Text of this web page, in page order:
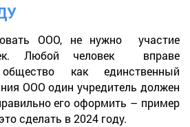
ООО, не нужно участие
Любой человек вправе
общество как единственный
ООО один учредитель должен
его оформить – пример
сделать в 2024 году.